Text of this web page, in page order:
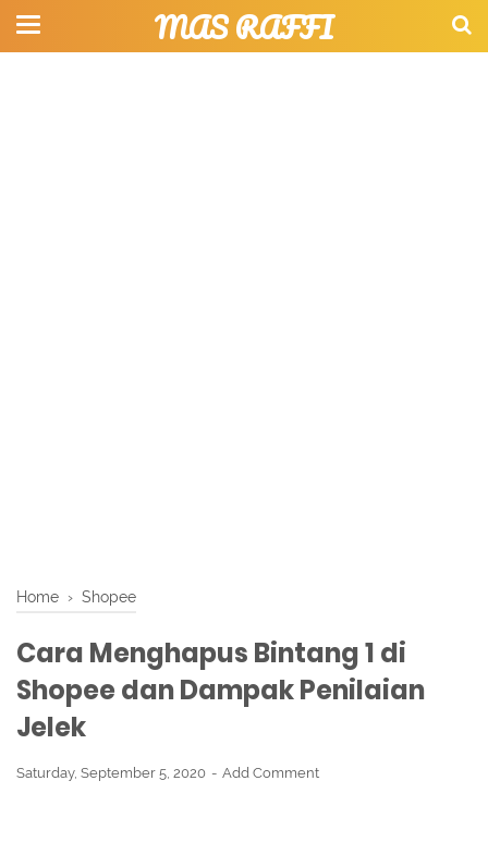
MAS RAFFI
Home › Shopee
Cara Menghapus Bintang 1 di
Shopee dan Dampak Penilaian
Jelek
Saturday, September 5, 2020 Add Comment